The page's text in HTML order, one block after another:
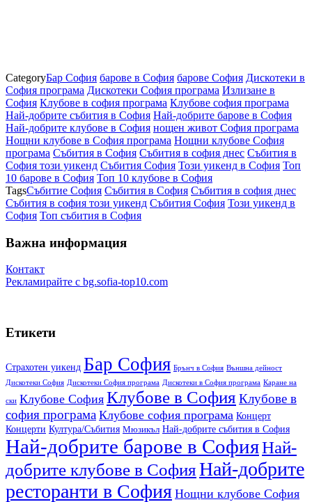
CategoryБар София барове в София барове София Дискотеки в
София програма Дискотеки София програма Излизане в
София Клубове в софия програма Клубове софия програма
Най-добрите cъбития в София Най-добрите барове в София
Най-добрите клубове в София нощен живот София програма
Нощни клубове в София програма Нощни клубове София
програма Събития в София Събития в софия днес Събития в
София този уикенд Събития София Този уикенд в София Топ
10 барове в София Топ 10 клубове в София
TagsСъбитиe София Събития в София Събития в софия днес
Събития в софия този уикенд Събития София Този уикенд в
София Топ събития в София
Важна информация
Контакт
Рекламирайте с bg.sofia-top10.com
Етикети
Cтрахотен уикенд Бар София Брънч в София Външна дейност
Дискотеки София Дискотеки София програма Дискотеки в София програма Каране на
ски Клубове София Клубове в София Клубове в
софия програма Клубове софия програма Концерт
Концерти Култура/Събития Мюзикъл Най-добрите cъбития в София
Най-добрите барове в СофияНай-
добрите клубове в СофияНай-добрите
ресторанти в София Нощни клубове София